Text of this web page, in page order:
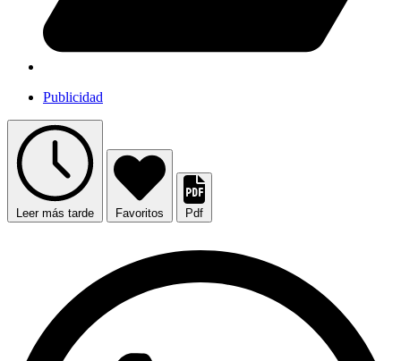
Publicidad
Leer más tarde Favoritos Pdf